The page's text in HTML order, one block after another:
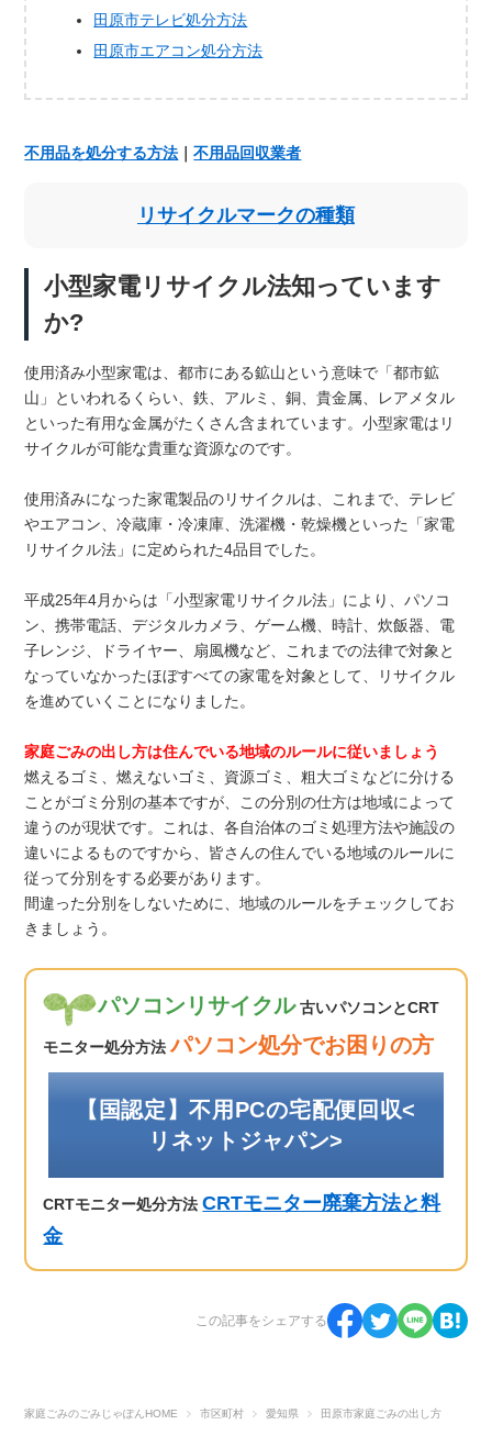
田原市テレビ処分方法
田原市エアコン処分方法
不用品を処分する方法 ｜不用品回収業者
リサイクルマークの種類
小型家電リサイクル法知っています
か?
使用済み小型家電は、都市にある鉱山という意味で「都市鉱
山」といわれるくらい、鉄、アルミ、銅、貴金属、レアメタル
といった有用な金属がたくさん含まれています。小型家電はリ
サイクルが可能な貴重な資源なのです。
使用済みになった家電製品のリサイクルは、これまで、テレビ
やエアコン、冷蔵庫・冷凍庫、洗濯機・乾燥機といった「家電
リサイクル法」に定められた4品目でした。
平成25年4月からは「小型家電リサイクル法」により、パソコ
ン、携帯電話、デジタルカメラ、ゲーム機、時計、炊飯器、電
子レンジ、ドライヤー、扇風機など、これまでの法律で対象と
なっていなかったほぼすべての家電を対象として、リサイクル
を進めていくことになりました。
家庭ごみの出し方は住んでいる地域のルールに従いましょう
燃えるゴミ、燃えないゴミ、資源ゴミ、粗大ゴミなどに分ける
ことがゴミ分別の基本ですが、この分別の仕方は地域によって
違うのが現状です。これは、各自治体のゴミ処理方法や施設の
違いによるものですから、皆さんの住んでいる地域のルールに
従って分別をする必要があります。
間違った分別をしないために、地域のルールをチェックしてお
きましょう。
パソコンリサイクル 古いパソコンとCRT
モニター処分方法 パソコン処分でお困りの方
【国認定】不用PCの宅配便回収<
リネットジャパン>
CRTモニター処分方法 CRTモニター廃棄方法と料
金
この記事をシェアする
家庭ごみのごみじゃぽんHOME 市区町村 愛知県 田原市家庭ごみの出し方